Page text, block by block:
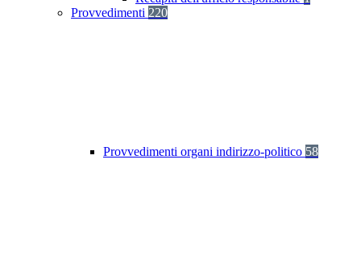
Provvedimenti 220
Provvedimenti organi indirizzo-politico 58